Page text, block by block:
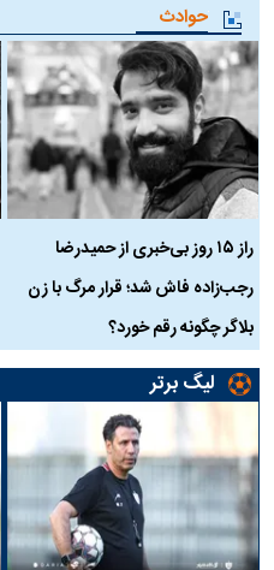
حوادث
راز ۱۵ روز بی‌خبری از حمیدرضا
رجب‌زاده فاش شد؛ قرار مرگ با زن
بلاگر چگونه رقم خورد؟
لیگ برتر